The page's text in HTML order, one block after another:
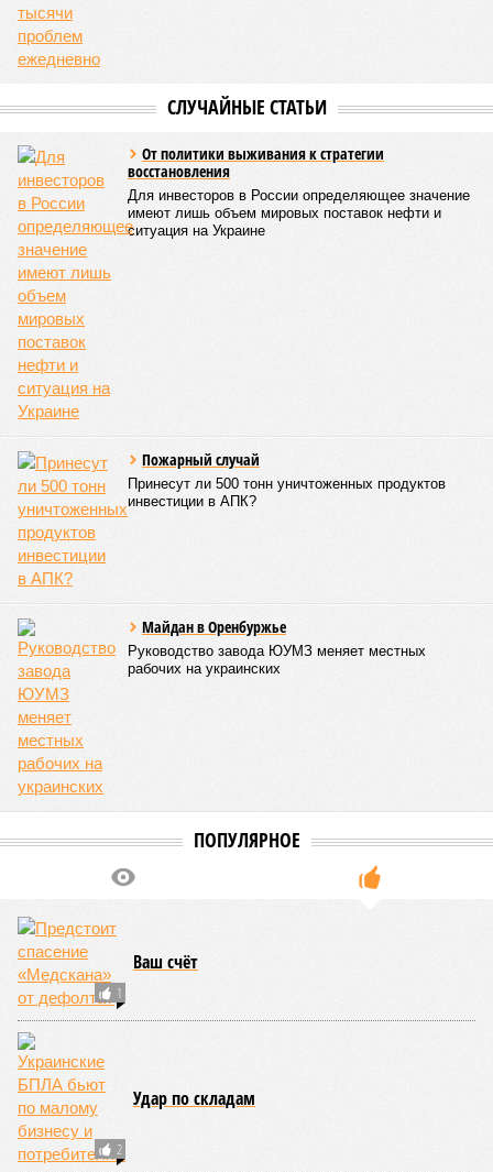
находится под следствием по ст. 200.3 УК РФ. Достройку
проблемных объектов группы – «Станции Л», «Сказочного
леса» и «В стремлении к свету», согласно информации на
трёх объектов уже сданы или близки к сдаче. Третий –
дольщиков (3908 квартир в пяти корпусах) – по факту
остаётся стройплощадкой без стройки. Возникает вопрос:
распространяется ли договорённость 2024 года на
«Станцию Л» в полном объёме или приоритет отдан
объектам мешей сложности и меньшего масштаба?
Источник: https://avaho.ru/novostroyka/moskva/uvao/lyublino/svetlyy-mir-
Если да, то на каком основании декларируются конкретные
даты сдачи жилого комплекса (декабрь 2026 – март 2028),
если фаза активных строительных работ, если судить по
отсутствию техники на площадке, ещё не началась? При
фигурировать
в объявлениях о продаже квартир на
профильных порталах.
Для почти четырёх тысяч будущих собственников квартир
время давно измеряется не календарём, а очередными
переносами ожиданий. И пока на профильных порталах
остается сама стройка. Если на ней по-прежнему не видно
признаков масштабных работ, то неизбежно возникает
вопрос: не превращаются ли сроки ввода в декларацию,
которая все больше расходится с реальным положением
дел? Именно на этот вопрос сегодня больше всего ждут
ответа дольщики ЖК «Станция Л».
Украинскому
кандидату в
конгресс США
приходить на пляж
после драки
Попытки Запада
рассорить Москву и
Астану назвали
Новости smi2.ru
Версия // Общество
крутой нрав – когда покажет снова?
Последние времена